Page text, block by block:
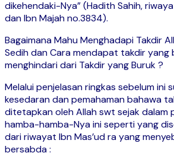
dikehendaki-Nya” (Hadith Sahih,
dan Ibn Majah no.3834).
Bagaimana Mahu Menghadapi Takdir
Sedih dan Cara mendapat takdir yang
menghindari dari Takdir yang Buruk ?
Melalui penjelasan ringkas sebelum ini
kesedaran dan pemahaman bahawa
ditetapkan oleh Allah swt sejak dalam
hamba-hamba-Nya ini seperti yang
dari riwayat Ibn Mas’ud ra yang
bersabda :